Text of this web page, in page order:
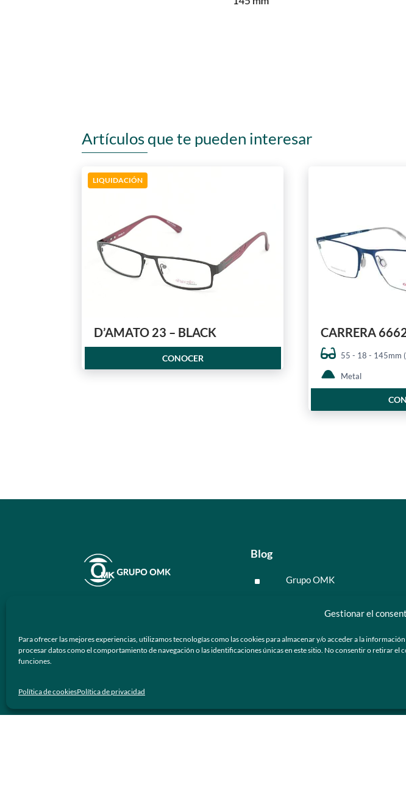
Gestionar el
Para ofrecer las mejores experiencias, utilizamos tecnologías como las cookies para almacenar y/o acceder a la
procesar datos como el comportamiento de navegación o las identificaciones únicas en este sitio. No consentir o retirar
funciones.
Política de cookiesPolítica de privacidad
Artículos que te pueden interesar
LIQUIDACIÓN
D’AMATO 23 – BLACK
CONOCER
CARRERA
55 - 18 - 145mm
Metal
ópticos y lentes de sol de calidad y
prestigio a los negocios ópticos en
Blog
^ Grupo OMK
^ Tecnología